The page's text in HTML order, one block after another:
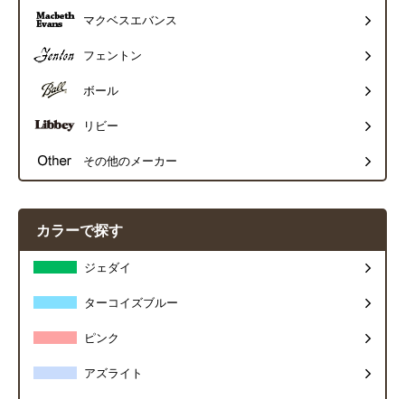
マクベスエバンス
フェントン
ボール
リビー
その他のメーカー
カラーで探す
ジェダイ
ターコイズブルー
ピンク
アズライト